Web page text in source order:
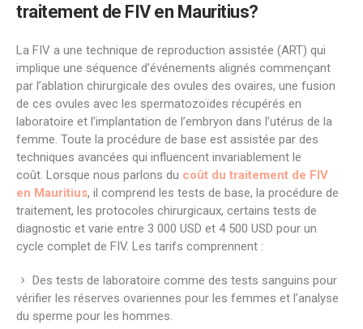
traitement de FIV en Mauritius?
La FIV a une technique de reproduction assistée (ART) qui
implique une séquence d’événements alignés commençant
par l’ablation chirurgicale des ovules des ovaires, une fusion
de ces ovules avec les spermatozoïdes récupérés en
laboratoire et l’implantation de l’embryon dans l’utérus de la
femme. Toute la procédure de base est assistée par des
techniques avancées qui influencent invariablement le
coût. Lorsque nous parlons du coût du traitement de FIV
en Mauritius, il comprend les tests de base, la procédure de
traitement, les protocoles chirurgicaux, certains tests de
diagnostic et varie entre 3 000 USD et 4 500 USD pour un
cycle complet de FIV. Les tarifs comprennent :
Des tests de laboratoire comme des tests sanguins pour
vérifier les réserves ovariennes pour les femmes et l’analyse
du sperme pour les hommes.